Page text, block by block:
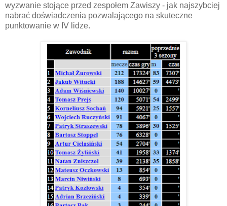
wyzwanie stojące przed zespołem Zawiszy - jak najszybciej
nabrać doświadczenia pozwalającego na skuteczne
punktowanie w IV lidze.